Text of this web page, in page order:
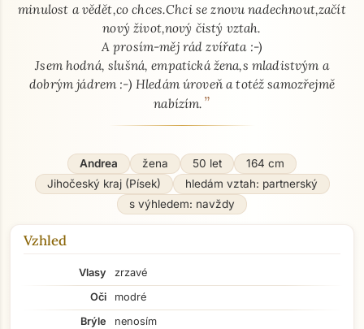
minulost a vědět,co chces.Chci se znovu nadechnout,začít
nový život,nový čistý vztah.
A prosím-měj rád zvířata :-)
Jsem hodná, slušná, empatická žena,s mladistvým a
dobrým jádrem :-) Hledám úroveň a totéž samozřejmě
nabízím. ”
Andrea žena 50 let
164 cm
Jihočeský kraj (Písek)
hledám vztah: partnerský
s výhledem: navždy
Vzhled
Vlasy
zrzavé
Oči
modré
Brýle
nenosím